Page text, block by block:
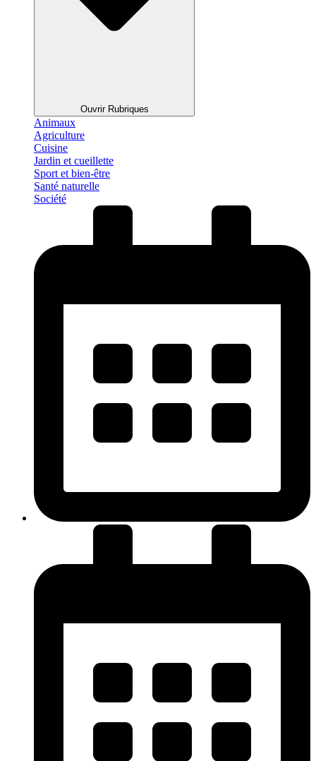
Ouvrir Rubriques
Animaux
Agriculture
Cuisine
Jardin et cueillette
Sport et bien-être
Santé naturelle
Société